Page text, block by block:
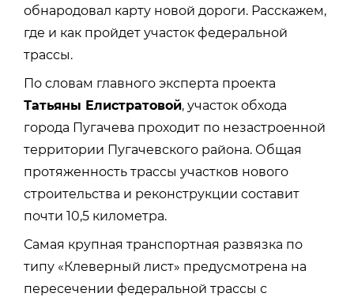
обнародовал карту новой дороги. Расскажем,
где и как пройдет участок федеральной
трассы.
По словам главного эксперта проекта
Татьяны Елистратовой, участок обхода
города Пугачева проходит по незастроенной
территории Пугачевского района. Общая
протяженность трассы участков нового
строительства и реконструкции составит
почти 10,5 километра.
Самая крупная транспортная развязка по
типу «Клеверный лист» предусмотрена на
пересечении федеральной трассы с